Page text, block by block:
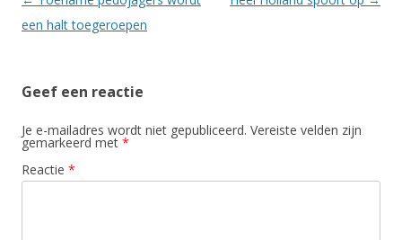
een halt toegeroepen
Geef een reactie
Je e-mailadres wordt niet gepubliceerd. Vereiste velden zijn
gemarkeerd met *
Reactie *